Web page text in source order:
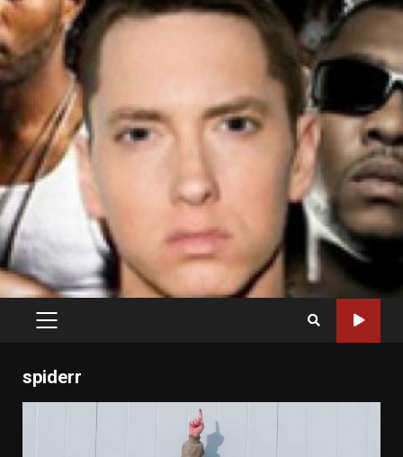
PRIMARY
spiderr